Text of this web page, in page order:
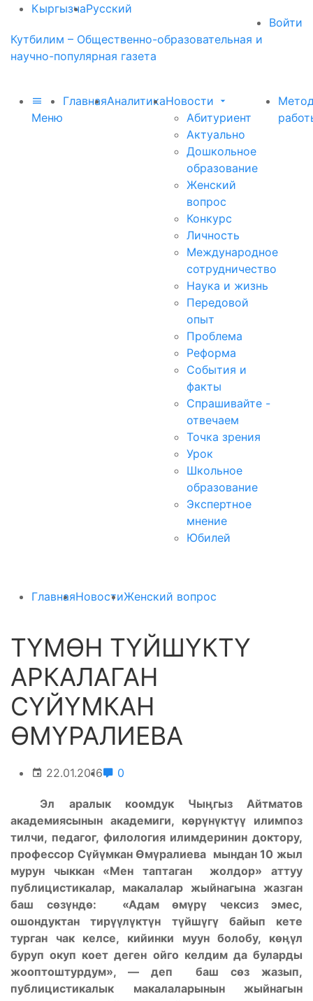
КыргызчаРусский
Войти
Кутбилим – Общественно-образовательная и
научно-популярная газета
Меню
ГлавнаяАналитикаНовости
Абитуриент
Актуально
Дошкольное
образование
Женский
вопрос
Конкурс
Личность
Международное
сотрудничество
Наука и жизнь
Передовой
опыт
Проблема
Реформа
События и
факты
Спрашивайте -
отвечаем
Точка зрения
Урок
Школьное
образование
Экспертное
мнение
Юбилей
ГлавнаяНовостиЖенский вопрос
ТҮМӨН ТҮЙШҮКТҮ
АРКАЛАГАН
СҮЙҮМКАН
ӨМҮРАЛИЕВА
22.01.2016 0
Эл аралык коомдук Чыӊгыз Айтматов
академиясынын академиги, көрүнүктүү илимпоз
тилчи, педагог, филология илимдеринин доктору,
профессор Сүйүмкан Өмүралиева мындан 10 жыл
мурун чыккан «Мен таптаган жолдор» аттуу
публицистикалар, макалалар жыйнагына жазган
баш сөзүндө: «Адам өмүрү чексиз эмес,
ошондуктан тирүүлүктүн түйшүгүбайып кете
турган чак келсе, кийинки муун болобу, көӊүл
буруп окуп коет деген ойго келдим да буларды
жооптоштурдум», — деп баш сөз жазып,
публицистикалык макалаларынын жыйнагын